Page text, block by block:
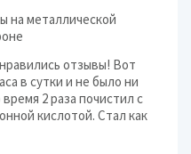
на металлической
отзывы! Вот
в сутки и не было ни
2 раза почистил с
кислотой. Стал как